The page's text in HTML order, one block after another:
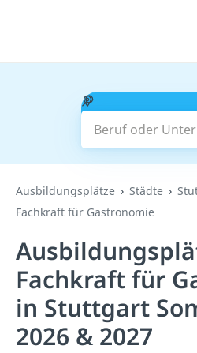
Beruf oder
Ausbildungsplätze Städte
Fachkraft für Gastronomie
Fachkraft für
in Stuttgart
2026 & 2027